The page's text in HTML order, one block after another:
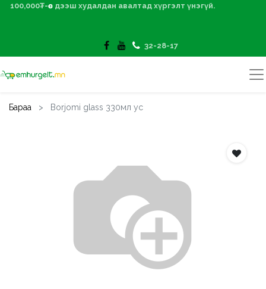
100,000₮-өөс дээш худалдан авалтад хүргэлт үнэгүй.
32-28-17
Бараа Borjomi glass 330мл ус